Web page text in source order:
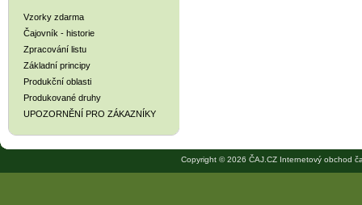
Vzorky zdarma
Čajovník - historie
Zpracování listu
Základní principy
Produkční oblasti
Produkované druhy
UPOZORNĚNÍ PRO ZÁKAZNÍKY
Copyright © 2026 ČAJ.CZ Internetový obchod